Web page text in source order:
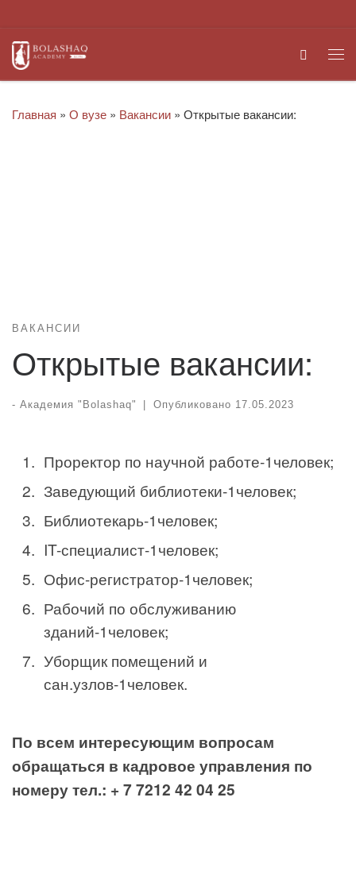
Search
Главная » О вузе » Вакансии » Открытые вакансии:
ВАКАНСИИ
Открытые вакансии:
- Академия "Bolashaq" | Опубликовано 17.05.2023
Проректор по научной работе-1человек;
Заведующий библиотеки-1человек;
Библиотекарь-1человек;
IT-специалист-1человек;
Офис-регистратор-1человек;
Рабочий по обслуживанию
зданий-1человек;
Уборщик помещений и
сан.узлов-1человек.
По всем интересующим вопросам
обращаться в кадровое управления по
номеру тел.: + 7 7212 42 04 25